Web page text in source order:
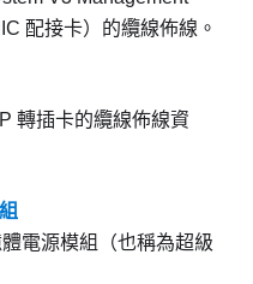
配接卡）的纜線佈線。
轉插卡的纜線佈線資
電源模組（也稱為超級